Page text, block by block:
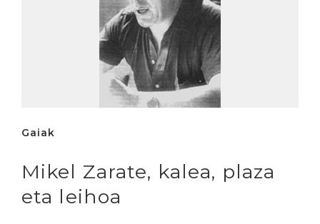
Gaiak
Mikel Zarate, kalea, plaza
eta leihoa